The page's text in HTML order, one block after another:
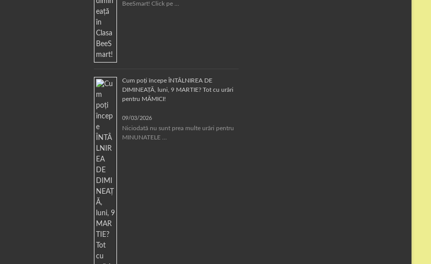
BeeSmart! Click pe …
Cum poți începe ÎNTÂLNIREA DE
DIMINEAȚĂ, luni, 9 MARTIE? Tot cu urări
pentru MĂMICI!
09/03/2026
Niciodată nu sunt prea multe urări pentru
MINUNATELE …